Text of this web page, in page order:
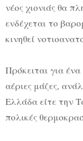
νέος χιονιάς θα
ενδέχεται το
κινηθεί
Πρόκειται για
αέριες μάζες,
Ελλάδα είτε την
πολικές